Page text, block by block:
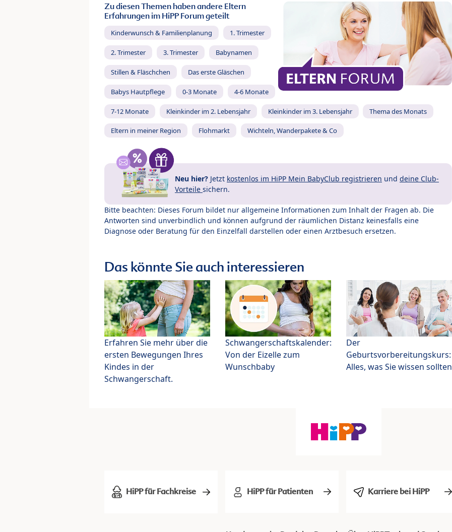
Zu diesen Themen haben andere Eltern
Erfahrungen im HiPP Forum geteilt
Kinderwunsch & Familienplanung 1. Trimester
2. Trimester 3. Trimester Babynamen
Stillen & Fläschchen Das erste Gläschen
Babys Hautpflege 0-3 Monate 4-6 Monate
7-12 Monate Kleinkinder im 2. Lebensjahr Kleinkinder im 3. Lebensjahr Thema des Monats
Eltern in meiner Region Flohmarkt Wichteln, Wanderpakete & Co
Neu hier? Jetzt kostenlos im HiPP Mein BabyClub registrieren und deine Club-
Vorteile sichern.
Bitte beachten: Dieses Forum bildet nur allgemeine Informationen zum Inhalt der Fragen ab. Die
Antworten sind unverbindlich und können aufgrund der räumlichen Distanz keinesfalls eine
Diagnose oder Beratung für den Einzelfall darstellen oder einen Arztbesuch ersetzen.
Das könnte Sie auch interessieren
Erfahren Sie mehr über die
ersten Bewegungen Ihres
Kindes in der
Schwangerschaft.
Schwangerschaftskalender:
Von der Eizelle zum
Wunschbaby
Der
Geburtsvorbereitungskurs:
Alles, was Sie wissen sollten
HiPP für Fachkreise HiPP für Patienten Karriere bei HiPP